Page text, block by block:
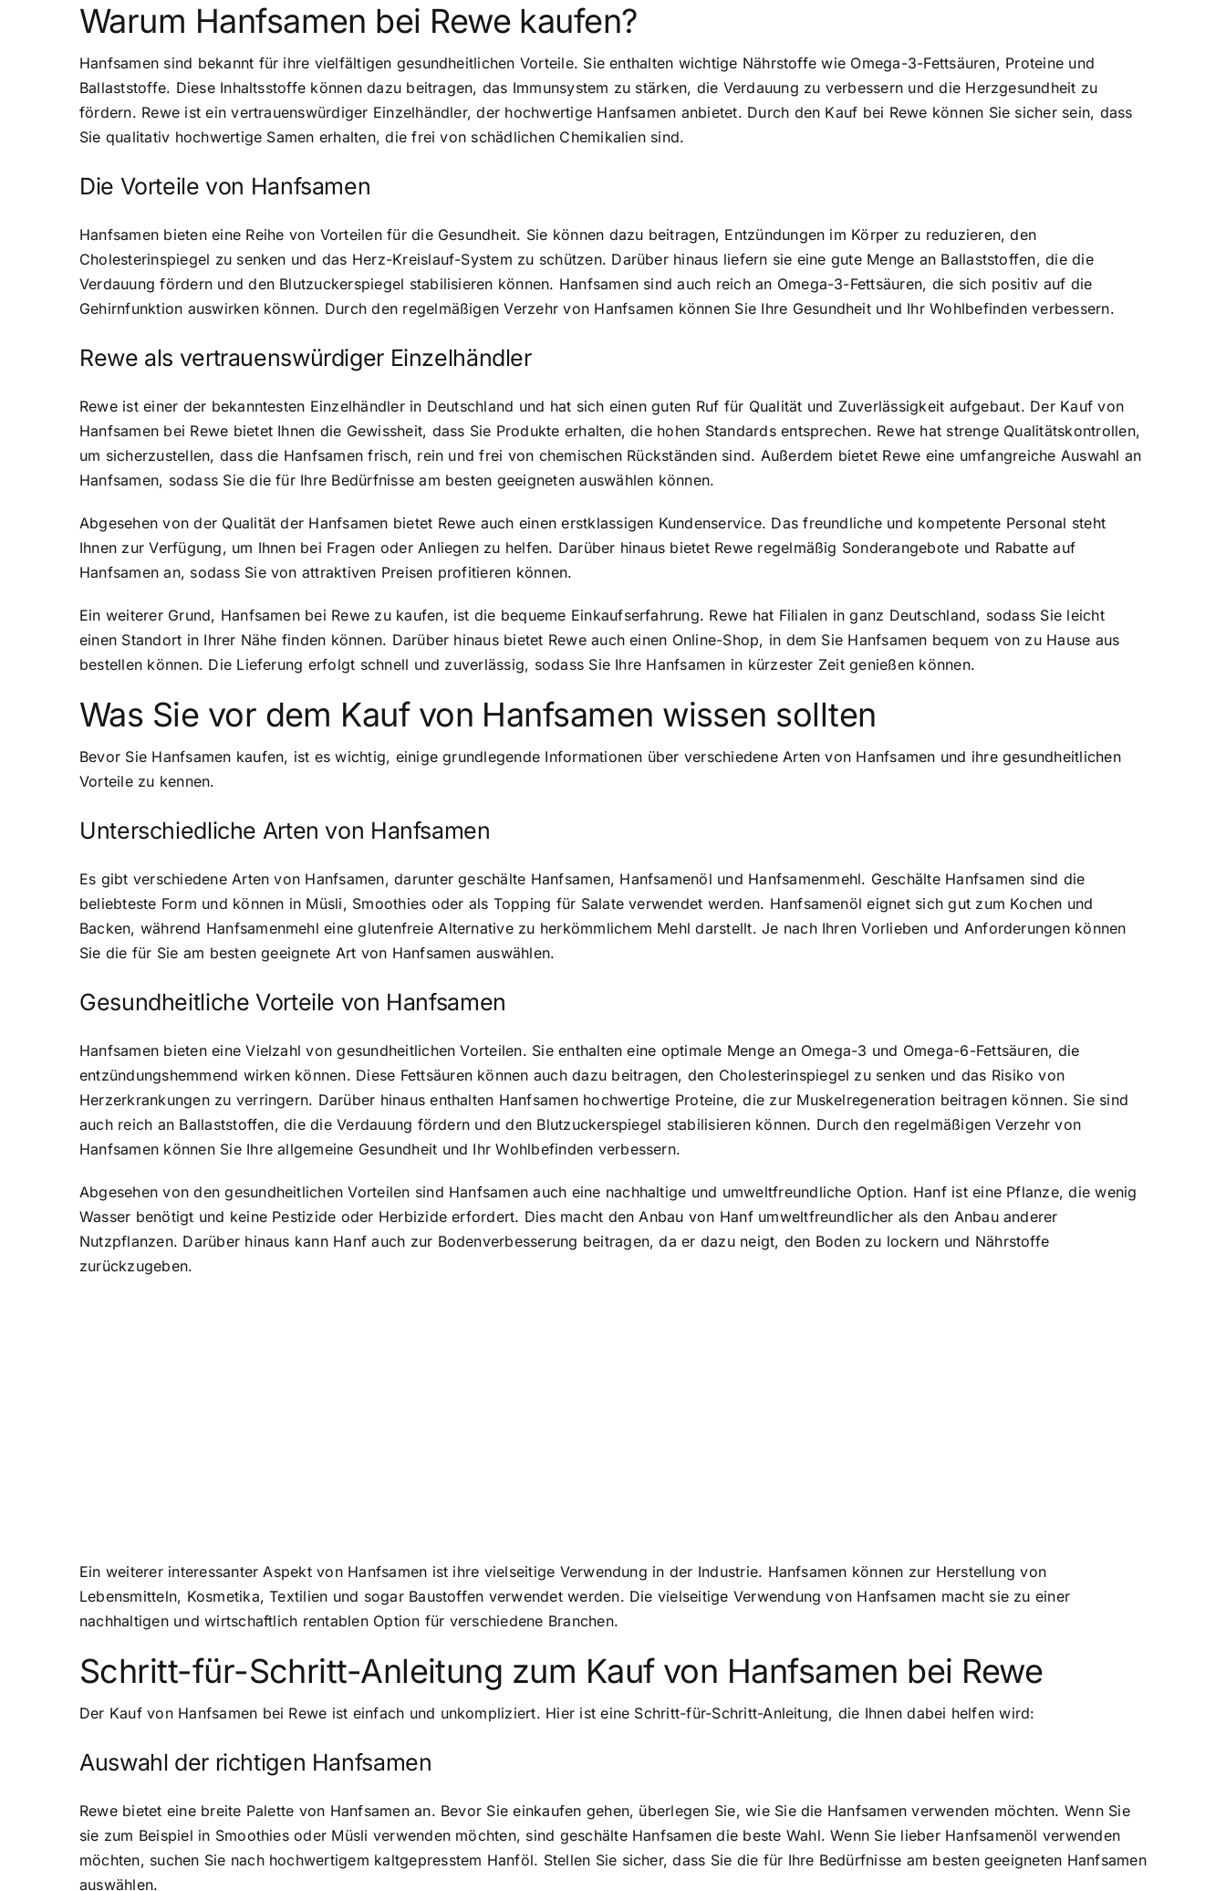
Warum Hanfsamen bei Rewe kaufen?
Hanfsamen sind bekannt für ihre vielfältigen gesundheitlichen Vorteile. Sie enthalten wichtige Nährstoffe wie Omega-3-Fettsäuren, Proteine und
Ballaststoffe. Diese Inhaltsstoffe können dazu beitragen, das Immunsystem zu stärken, die Verdauung zu verbessern und die Herzgesundheit zu
fördern. Rewe ist ein vertrauenswürdiger Einzelhändler, der hochwertige Hanfsamen anbietet. Durch den Kauf bei Rewe können Sie sicher sein, dass
Sie qualitativ hochwertige Samen erhalten, die frei von schädlichen Chemikalien sind.
Die Vorteile von Hanfsamen
Hanfsamen bieten eine Reihe von Vorteilen für die Gesundheit. Sie können dazu beitragen, Entzündungen im Körper zu reduzieren, den
Cholesterinspiegel zu senken und das Herz-Kreislauf-System zu schützen. Darüber hinaus liefern sie eine gute Menge an Ballaststoffen, die die
Verdauung fördern und den Blutzuckerspiegel stabilisieren können. Hanfsamen sind auch reich an Omega-3-Fettsäuren, die sich positiv auf die
Gehirnfunktion auswirken können. Durch den regelmäßigen Verzehr von Hanfsamen können Sie Ihre Gesundheit und Ihr Wohlbefinden verbessern.
Rewe als vertrauenswürdiger Einzelhändler
Rewe ist einer der bekanntesten Einzelhändler in Deutschland und hat sich einen guten Ruf für Qualität und Zuverlässigkeit aufgebaut. Der Kauf von
Hanfsamen bei Rewe bietet Ihnen die Gewissheit, dass Sie Produkte erhalten, die hohen Standards entsprechen. Rewe hat strenge Qualitätskontrollen,
um sicherzustellen, dass die Hanfsamen frisch, rein und frei von chemischen Rückständen sind. Außerdem bietet Rewe eine umfangreiche Auswahl an
Hanfsamen, sodass Sie die für Ihre Bedürfnisse am besten geeigneten auswählen können.
Abgesehen von der Qualität der Hanfsamen bietet Rewe auch einen erstklassigen Kundenservice. Das freundliche und kompetente Personal steht
Ihnen zur Verfügung, um Ihnen bei Fragen oder Anliegen zu helfen. Darüber hinaus bietet Rewe regelmäßig Sonderangebote und Rabatte auf
Hanfsamen an, sodass Sie von attraktiven Preisen profitieren können.
Ein weiterer Grund, Hanfsamen bei Rewe zu kaufen, ist die bequeme Einkaufserfahrung. Rewe hat Filialen in ganz Deutschland, sodass Sie leicht
einen Standort in Ihrer Nähe finden können. Darüber hinaus bietet Rewe auch einen Online-Shop, in dem Sie Hanfsamen bequem von zu Hause aus
bestellen können. Die Lieferung erfolgt schnell und zuverlässig, sodass Sie Ihre Hanfsamen in kürzester Zeit genießen können.
Was Sie vor dem Kauf von Hanfsamen wissen sollten
Bevor Sie Hanfsamen kaufen, ist es wichtig, einige grundlegende Informationen über verschiedene Arten von Hanfsamen und ihre gesundheitlichen
Vorteile zu kennen.
Unterschiedliche Arten von Hanfsamen
Es gibt verschiedene Arten von Hanfsamen, darunter geschälte Hanfsamen, Hanfsamenöl und Hanfsamenmehl. Geschälte Hanfsamen sind die
beliebteste Form und können in Müsli, Smoothies oder als Topping für Salate verwendet werden. Hanfsamenöl eignet sich gut zum Kochen und
Backen, während Hanfsamenmehl eine glutenfreie Alternative zu herkömmlichem Mehl darstellt. Je nach Ihren Vorlieben und Anforderungen können
Sie die für Sie am besten geeignete Art von Hanfsamen auswählen.
Gesundheitliche Vorteile von Hanfsamen
Hanfsamen bieten eine Vielzahl von gesundheitlichen Vorteilen. Sie enthalten eine optimale Menge an Omega-3 und Omega-6-Fettsäuren, die
entzündungshemmend wirken können. Diese Fettsäuren können auch dazu beitragen, den Cholesterinspiegel zu senken und das Risiko von
Herzerkrankungen zu verringern. Darüber hinaus enthalten Hanfsamen hochwertige Proteine, die zur Muskelregeneration beitragen können. Sie sind
auch reich an Ballaststoffen, die die Verdauung fördern und den Blutzuckerspiegel stabilisieren können. Durch den regelmäßigen Verzehr von
Hanfsamen können Sie Ihre allgemeine Gesundheit und Ihr Wohlbefinden verbessern.
Abgesehen von den gesundheitlichen Vorteilen sind Hanfsamen auch eine nachhaltige und umweltfreundliche Option. Hanf ist eine Pflanze, die wenig
Wasser benötigt und keine Pestizide oder Herbizide erfordert. Dies macht den Anbau von Hanf umweltfreundlicher als den Anbau anderer
Nutzpflanzen. Darüber hinaus kann Hanf auch zur Bodenverbesserung beitragen, da er dazu neigt, den Boden zu lockern und Nährstoffe
zurückzugeben.
Ein weiterer interessanter Aspekt von Hanfsamen ist ihre vielseitige Verwendung in der Industrie. Hanfsamen können zur Herstellung von
Lebensmitteln, Kosmetika, Textilien und sogar Baustoffen verwendet werden. Die vielseitige Verwendung von Hanfsamen macht sie zu einer
nachhaltigen und wirtschaftlich rentablen Option für verschiedene Branchen.
Schritt-für-Schritt-Anleitung zum Kauf von Hanfsamen bei Rewe
Der Kauf von Hanfsamen bei Rewe ist einfach und unkompliziert. Hier ist eine Schritt-für-Schritt-Anleitung, die Ihnen dabei helfen wird:
Auswahl der richtigen Hanfsamen
Rewe bietet eine breite Palette von Hanfsamen an. Bevor Sie einkaufen gehen, überlegen Sie, wie Sie die Hanfsamen verwenden möchten. Wenn Sie
sie zum Beispiel in Smoothies oder Müsli verwenden möchten, sind geschälte Hanfsamen die beste Wahl. Wenn Sie lieber Hanfsamenöl verwenden
möchten, suchen Sie nach hochwertigem kaltgepresstem Hanföl. Stellen Sie sicher, dass Sie die für Ihre Bedürfnisse am besten geeigneten Hanfsamen
auswählen.